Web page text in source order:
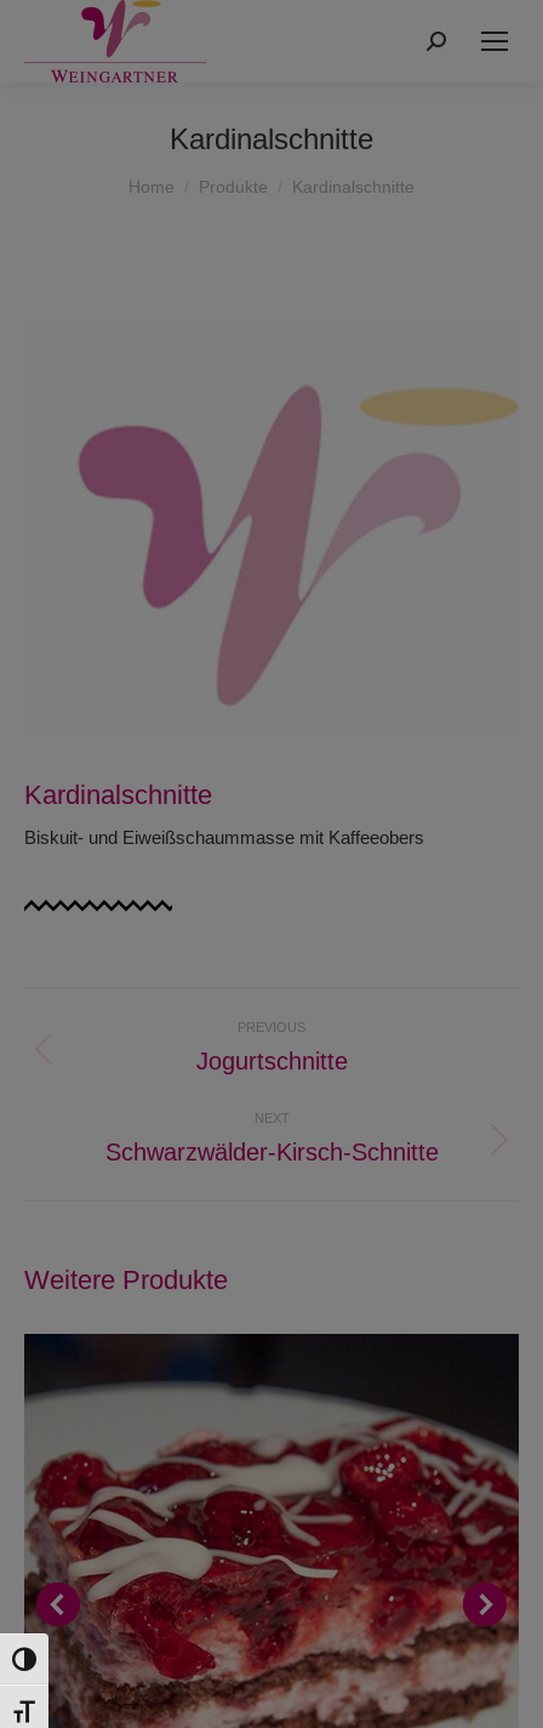
Toggle High Contrast
Toggle Font size
Search:
Kardinalschnitte
Home Produkte Kardinalschnitte
Kardinalschnitte
Biskuit- und Eiweißschaummasse mit Kaffeeobers
PREVIOUS
Previous
Jogurtschnitte
NEXT
Next
Schwarzwälder-Kirsch-Schnitte
Weitere Produkte